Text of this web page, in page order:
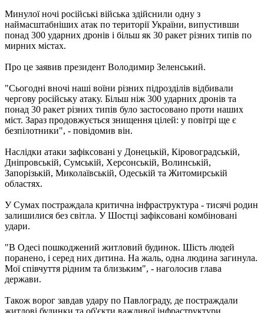
Минулої ночі російські війська здійснили одну з
наймасштабніших атак по території України, випустивши
понад 300 ударних дронів і більш як 30 ракет різних типів по
мирних містах.
Про це заявив президент Володимир Зеленський.
"Сьогодні вночі наші воїни різних підрозділів відбивали
чергову російську атаку. Більш ніж 300 ударних дронів та
понад 30 ракет різних типів було застосовано проти наших
міст. Зараз продовжується знищення цілей: у повітрі ще є
безпілотники", - повідомив він.
Наслідки атаки зафіксовані у Донецькій, Кіровоградській,
Дніпровській, Сумській, Херсонській, Волинській,
Запорізькій, Миколаївській, Одеській та Житомирській
областях.
У Сумах постраждала критична інфраструктура - тисячі родин
залишилися без світла. У Шостці зафіксовані комбіновані
удари.
"В Одесі пошкоджений житловий будинок. Шість людей
поранено, і серед них дитина. На жаль, одна людина загинула.
Мої співчуття рідним та близьким", - наголосив глава
держави.
Також ворог завдав удару по Павлограду, де постраждали